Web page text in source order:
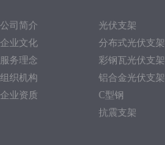
公司简介
企业文化
服务理念
组织机构
企业资质
光伏支架
分布式光伏支架
彩钢瓦光伏支架
铝合金光伏支架
C型钢
抗震支架